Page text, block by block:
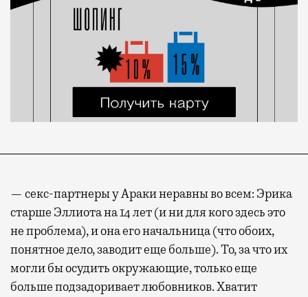
— секс-партнеры у Араки неравны во всем: Эрика
старше Эллиота на 14 лет (и ни для кого здесь это
не проблема), и она его начальница (что обоих,
понятное дело, заводит еще больше). То, за что их
могли бы осудить окружающие, только еще
больше подзадоривает любовников. Хватит